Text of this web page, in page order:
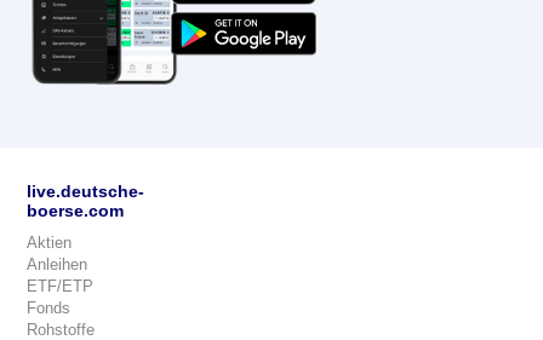
live.deutsche-
boerse.com
Aktien
Anleihen
ETF/ETP
Fonds
Rohstoffe